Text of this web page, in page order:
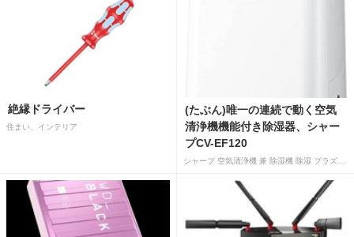
絶縁ドライバー
住まい、インテリア
(たぶん)唯一の連続で動く空気
清浄機機能付き除湿器、シャー
プCV-EF120